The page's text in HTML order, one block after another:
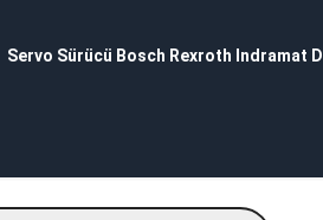
Servo Sürücü Bosch Rexroth Indramat